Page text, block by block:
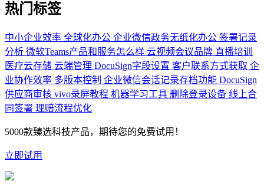
热门标签
中小企业效率 全球化办公 企业微信政务无纸化办公 签署记录
分析 微软Teams产品和服务怎么样 云视频会议品牌 直播培训
医疗云存储 云端管理 DocuSign字段设置 客户联系方式获取 企
业协作效率 多版本控制 企业微信会话记录存档功能 DocuSign
供应商审核 vivo录屏教程 机器学习工具 删除登录设备 线上合
同签署 理赔流程优化
5000款臻选科技产品，期待您的免费试用！
立即试用